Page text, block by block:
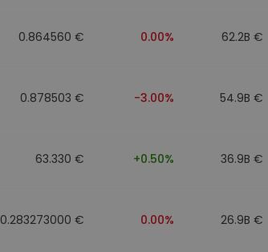
0.864560 € 0.00% 62.2B €
0.878503 € -3.00% 54.9B €
63.330 € +0.50% 36.9B €
0.283273000 € 0.00% 26.9B €